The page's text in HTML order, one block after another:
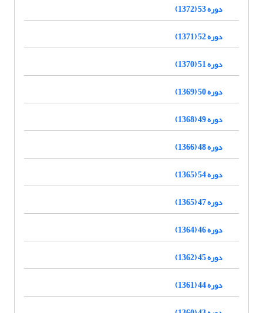
دوره 53 (1372)
دوره 52 (1371)
دوره 51 (1370)
دوره 50 (1369)
دوره 49 (1368)
دوره 48 (1366)
دوره 54 (1365)
دوره 47 (1365)
دوره 46 (1364)
دوره 45 (1362)
دوره 44 (1361)